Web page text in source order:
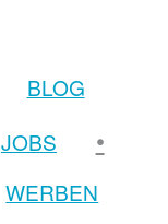
BLOG
JOBS •
WERBEN